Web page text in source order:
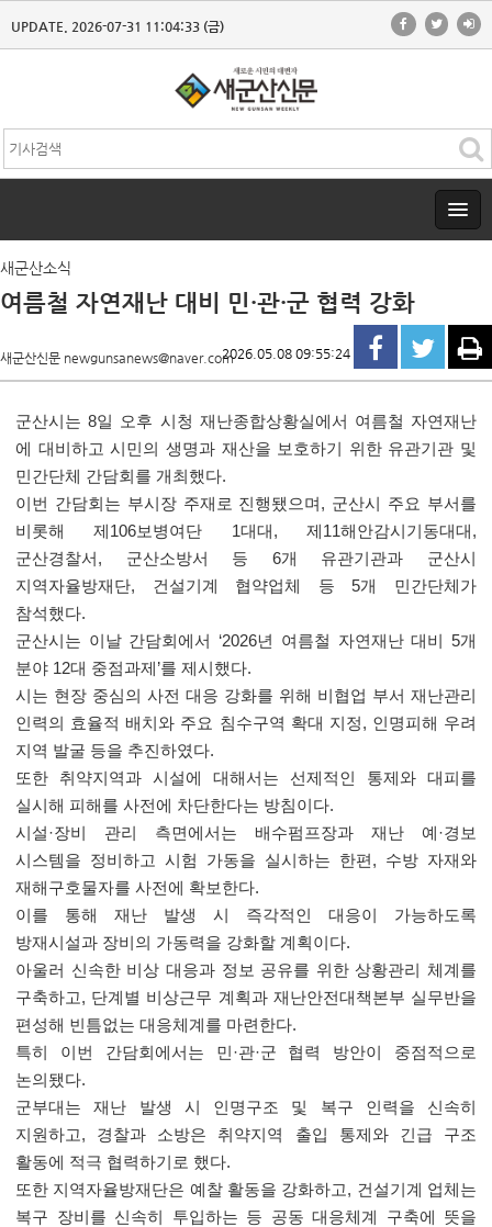
UPDATE. 2026-07-31 11:04:33 (금)
새군산소식
여름철 자연재난 대비 민·관·군 협력 강화
새군산신문 newgunsanews@naver.com2026.05.08 09:55:24
군산시는8일 오후 시청 재난종합상황실에서 여름철 자연재난
에 대비하고 시민의 생명과 재산을 보호하기 위한 유관기관 및
민간단체 간담회를 개최했다.
이번 간담회는 부시장 주재로 진행됐으며 , 군산시 주요 부서를
비롯해 제 106보병여단 1대대 ,제 11해안감시기동대대 ,
군산경찰서 , 군산소방서 등 6개 유관기관과 군산시
지역자율방재단, 건설기계 협약업체 등5개 민간단체가
참석했다.
군산시는 이날 간담회에서 ‘2026년 여름철 자연재난 대비5개
분야 12대 중점과제 ’를 제시했다.
시는 현장 중심의 사전 대응 강화를 위해 비협업 부서 재난관리
인력의 효율적 배치와 주요 침수구역 확대 지정, 인명피해 우려
지역 발굴 등을 추진하였다.
또한 취약지역과 시설에 대해서는 선제적인 통제와 대피를
실시해 피해를 사전에 차단한다는 방침이다.
시설·장비 관리 측면에서는 배수펌프장과 재난 예 ·경보
시스템을 정비하고 시험 가동을 실시하는 한편 , 수방 자재와
재해구호물자를 사전에 확보한다.
이를 통해 재난 발생 시 즉각적인 대응이 가능하도록
방재시설과 장비의 가동력을 강화할 계획이다.
아울러 신속한 비상 대응과 정보 공유를 위한 상황관리 체계를
구축하고, 단계별 비상근무 계획과 재난안전대책본부 실무반을
편성해 빈틈없는 대응체계를 마련한다.
특히 이번 간담회에서는 민 ·관·군 협력 방안이 중점적으로
논의됐다.
군부대는 재난 발생 시 인명구조 및 복구 인력을 신속히
지원하고, 경찰과 소방은 취약지역 출입 통제와 긴급 구조
활동에 적극 협력하기로 했다.
또한 지역자율방재단은 예찰 활동을 강화하고, 건설기계 업체는
복구 장비를 신속히 투입하는 등 공동 대응체계 구축에 뜻을